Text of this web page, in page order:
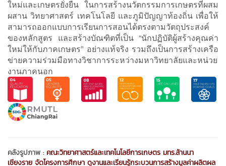
ใหม่และเกษตรยั่งยืน ในการสร้างนวัตกรรมการเกษตรที่ผสม
ผสาน วิทยาศาสตร์ เทคโนโลยี และภูมิปัญญาท้องถิ่น เพื่อให้
สามารถออกแบบการเรียนการสอนได้ตรงตามวัตถุประสงค์
ของหลักสูตร และสร้างบัณฑิตที่เป็น “นักปฏิบัติผู้สร้างคุณค่า
ใหม่ให้กับภาคเกษตร” อย่างแท้จริง รวมถึงเป็นการสร้างเครือ
ข่ายความร่วมมือทางวิชาการระหว่างมหาวิทยาลัยและหน่วย
งานภาคนอก
คลังรูปภาพ : คณะวิทยาศาสตร์และเทคโนโลยีการเกษตร มทร.ล้านนา
เชียงราย จัดโครงการศึกษา ดูงานและเรียนรู้กระบวนการสร้างมูลค่าผลิตผล